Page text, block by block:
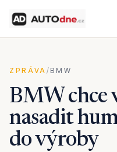
ZPRÁVA / BMW
BMW chce
nasadit
do výroby